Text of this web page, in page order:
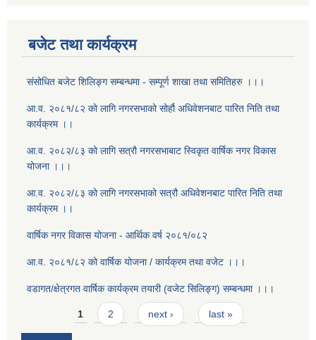
बजेट तथा कार्यक्रम
संसोधित बजेट शिलिङ्ग सम्बन्धमा - सम्पूर्ण शाखा तथा समितिहरु ।।।
आ.व. २०८१/८२ को लागि नगरसभाको सोर्हौ अधिवेशनबाट पारित निति तथा
कार्यक्रम ।।
आ.व. २०८२/८३ को लागि सत्रौ नगरसभाबाट स्विकृत वार्षिक नगर विकास
योजना ।।।
आ.व. २०८२/८३ को लागि नगरसभाको सत्रौ अधिवेशनबाट पारित निति तथा
कार्यक्रम ।।
वार्षिक नगर विकास योजना - आर्थिक वर्ष २०८१/०८२
आ.व. २०८१/८२ को वार्षिक योजना / कार्यक्रम तथा वजेट ।।।
वडागत/क्षेत्रगत वार्षिक कार्यक्रम तयारी (वजेट सिलिङ्ग) सम्बन्धमा ।।।
Pages1 2 next › last »